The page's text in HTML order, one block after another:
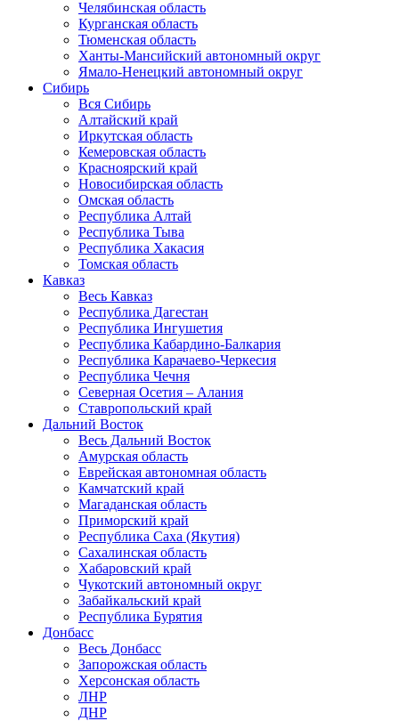
Челябинская область
Курганская область
Тюменская область
Ханты-Мансийский автономный округ
Ямало-Ненецкий автономный округ
Сибирь
Вся Сибирь
Алтайский край
Иркутская область
Кемеровская область
Красноярский край
Новосибирская область
Омская область
Республика Алтай
Республика Тыва
Республика Хакасия
Томская область
Кавказ
Весь Кавказ
Республика Дагестан
Республика Ингушетия
Республика Кабардино-Балкария
Республика Карачаево-Черкесия
Республика Чечня
Северная Осетия – Алания
Ставропольский край
Дальний Восток
Весь Дальний Восток
Амурская область
Еврейская автономная область
Камчатский край
Магаданская область
Приморский край
Республика Саха (Якутия)
Сахалинская область
Хабаровский край
Чукотский автономный округ
Забайкальский край
Республика Бурятия
Донбасс
Весь Донбасс
Запорожская область
Херсонская область
ЛНР
ДНР